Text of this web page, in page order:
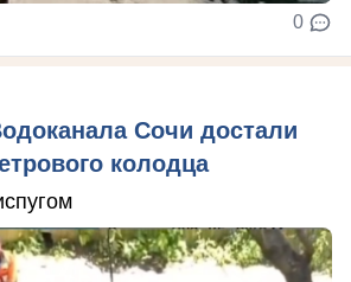
0
Сочи достали
колодца